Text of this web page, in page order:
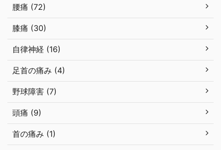
腰痛 (72)
膝痛 (30)
自律神経 (16)
足首の痛み (4)
野球障害 (7)
頭痛 (9)
首の痛み (1)